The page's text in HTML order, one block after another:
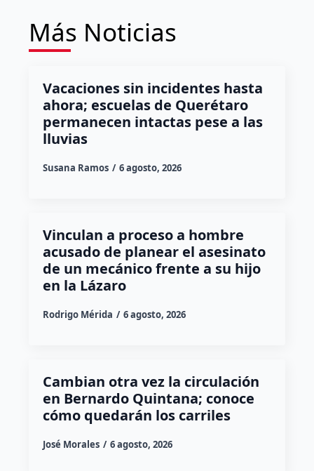
Más Noticias
Vacaciones sin incidentes hasta
ahora; escuelas de Querétaro
permanecen intactas pese a las
lluvias
Susana Ramos 6 agosto, 2026
Vinculan a proceso a hombre
acusado de planear el asesinato
de un mecánico frente a su hijo
en la Lázaro
Rodrigo Mérida 6 agosto, 2026
Cambian otra vez la circulación
en Bernardo Quintana; conoce
cómo quedarán los carriles
José Morales 6 agosto, 2026